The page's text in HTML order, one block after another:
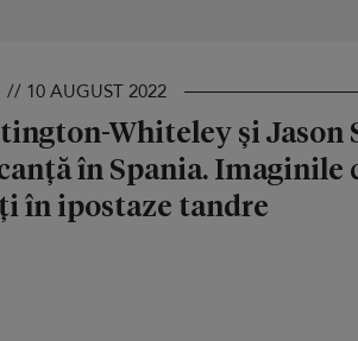
// 10 AUGUST 2022
Whiteley și Jason
în Spania. Imaginile
în ipostaze tandre